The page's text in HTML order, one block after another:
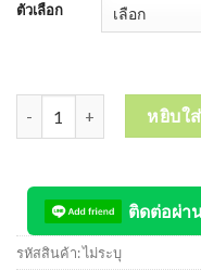
ตัวเลือก
จำนวน สมุดระบายสี WN
หยิบใ
ติดต่อผ่า
รหัสสินค้า:ไม่ระบุ